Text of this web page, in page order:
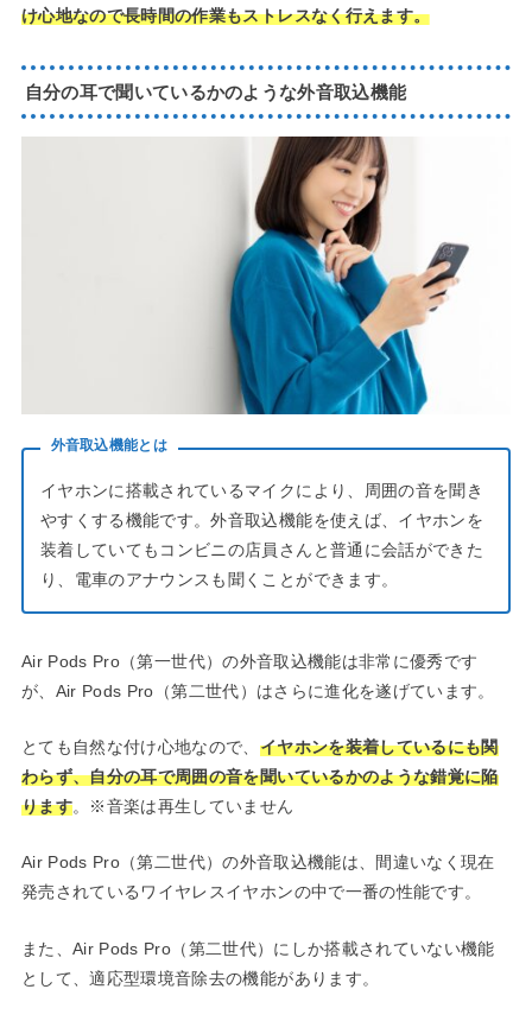
け心地なので長時間の作業もストレスなく行えます。
自分の耳で聞いているかのような外音取込機能
外音取込機能とは
イヤホンに搭載されているマイクにより、周囲の音を聞き
やすくする機能です。外音取込機能を使えば、イヤホンを
装着していてもコンビニの店員さんと普通に会話ができた
り、電車のアナウンスも聞くことができます。
Air Pods Pro（第一世代）の外音取込機能は非常に優秀です
が、Air Pods Pro（第二世代）はさらに進化を遂げています。
とても自然な付け心地なので、 イヤホンを装着しているにも関
わらず、自分の耳で周囲の音を聞いているかのような錯覚に陥
ります。※音楽は再生していません
Air Pods Pro（第二世代）の外音取込機能は、間違いなく現在
発売されているワイヤレスイヤホンの中で一番の性能です。
また、Air Pods Pro（第二世代）にしか搭載されていない機能
として、適応型環境音除去の機能があります。